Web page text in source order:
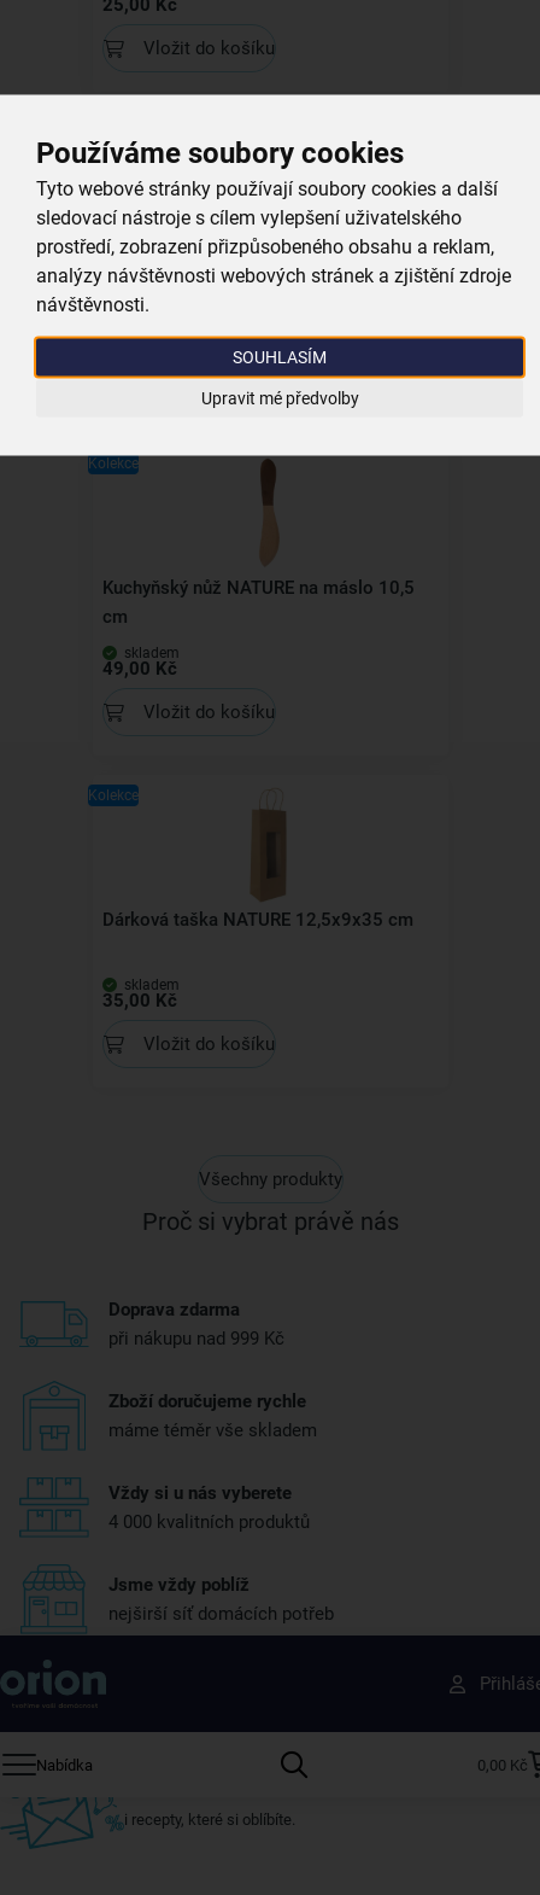
Používáme soubory cookies
Tyto webové stránky používají soubory cookies a další
sledovací nástroje s cílem vylepšení uživatelského
prostředí, zobrazení přizpůsobeného obsahu a reklam,
analýzy návštěvnosti webových stránek a zjištění zdroje
návštěvnosti.
SOUHLASÍM
Upravit mé předvolby
25,00 Kč
Vložit do košíku
Dárková taška NATURE 18x10x23 cm
35,00 Kč
Vložit do košíku
Kolekce
Kuchyňský nůž NATURE na máslo 10,5
cm
skladem
49,00 Kč
Vložit do košíku
Kolekce
Dárková taška NATURE 12,5x9x35 cm
skladem
35,00 Kč
Vložit do košíku
Všechny produkty
Proč si vybrat právě nás
Doprava zdarma
při nákupu nad 999 Kč
Zboží doručujeme rychle
máme téměr vše skladem
Vždy si u nás vyberete
4 000 kvalitních produktů
Jsme vždy poblíž
nejširší síť domácích potřeb
Nabídka 0,00 Kč
Získejte rady, recepty a tipy na slevy dřív než
ostatní
Přihlaste se k odběru našeho newsletteru.
i recepty, které si oblíbíte.